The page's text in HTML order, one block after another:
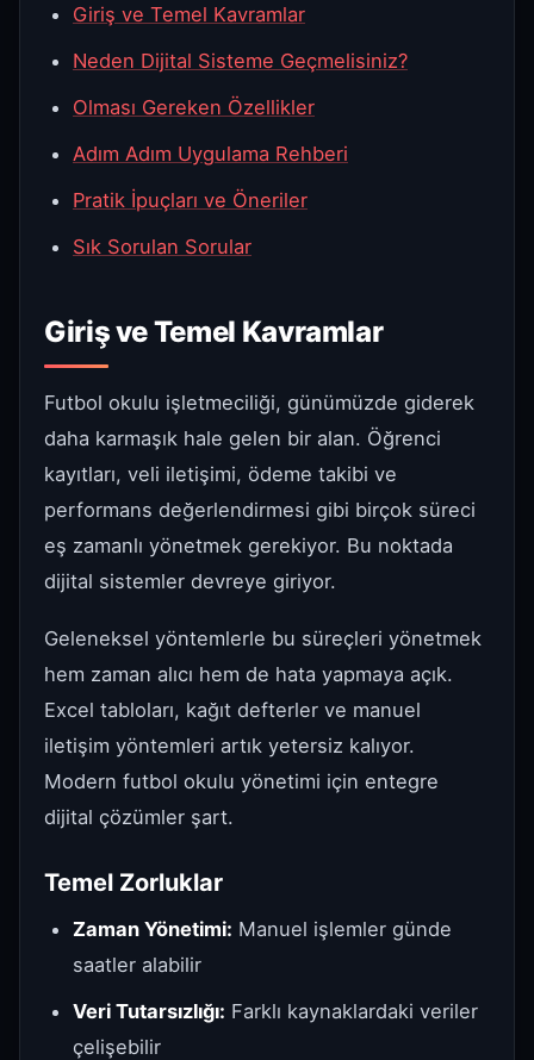
Giriş ve Temel Kavramlar
Neden Dijital Sisteme Geçmelisiniz?
Olması Gereken Özellikler
Adım Adım Uygulama Rehberi
Pratik İpuçları ve Öneriler
Sık Sorulan Sorular
Giriş ve Temel Kavramlar
Futbol okulu işletmeciliği, günümüzde giderek
daha karmaşık hale gelen bir alan. Öğrenci
kayıtları, veli iletişimi, ödeme takibi ve
performans değerlendirmesi gibi birçok süreci
eş zamanlı yönetmek gerekiyor. Bu noktada
dijital sistemler devreye giriyor.
Geleneksel yöntemlerle bu süreçleri yönetmek
hem zaman alıcı hem de hata yapmaya açık.
Excel tabloları, kağıt defterler ve manuel
iletişim yöntemleri artık yetersiz kalıyor.
Modern futbol okulu yönetimi için entegre
dijital çözümler şart.
Temel Zorluklar
Zaman Yönetimi: Manuel işlemler günde
saatler alabilir
Veri Tutarsızlığı: Farklı kaynaklardaki veriler
çelişebilir